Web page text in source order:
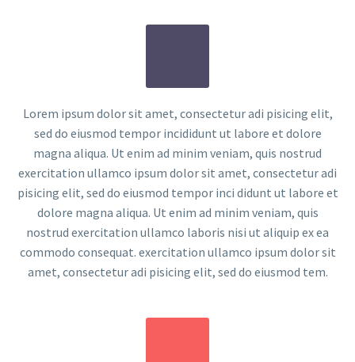
Lorem ipsum dolor sit amet, consectetur adi pisicing elit,
sed do eiusmod tempor incididunt ut labore et dolore
magna aliqua. Ut enim ad minim veniam, quis nostrud
exercitation ullamco ipsum dolor sit amet, consectetur adi
pisicing elit, sed do eiusmod tempor inci didunt ut labore et
dolore magna aliqua. Ut enim ad minim veniam, quis
nostrud exercitation ullamco laboris nisi ut aliquip ex ea
commodo consequat. exercitation ullamco ipsum dolor sit
amet, consectetur adi pisicing elit, sed do eiusmod tem.